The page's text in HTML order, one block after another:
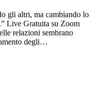
gli altri, ma cambiando lo
Live Gratuita su Zoom
relazioni sembrano
degli…